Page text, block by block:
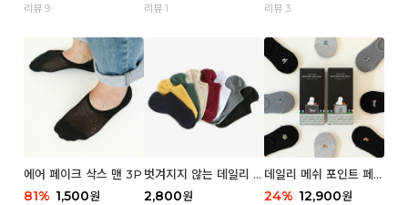
리뷰 9 리뷰 1 리뷰 3
에어 페이크 삭스 맨 3P
81% 1,500원
벗겨지지 않는 데일리 페
이크 삭스 (우먼)
2,800원
데일리 메쉬 포인트 페이
크 삭스 우먼 4P
24% 12,900원